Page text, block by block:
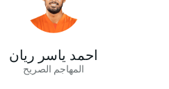
احمد ياسر ريان
المهاجم الصريح